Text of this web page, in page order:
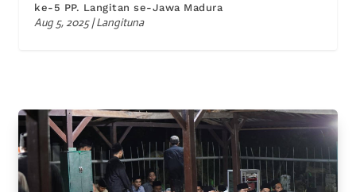
ke-5 PP. Langitan se-Jawa Madura
Aug 5, 2025|Langituna